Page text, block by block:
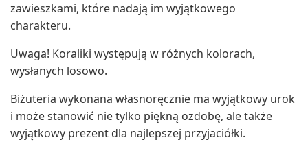
zawieszkami, które nadają im wyjątkowego
charakteru.
Uwaga! Koraliki występują w różnych kolorach,
wysłanych losowo.
Biżuteria wykonana własnoręcznie ma wyjątkowy urok
i może stanowić nie tylko piękną ozdobę, ale także
wyjątkowy prezent dla najlepszej przyjaciółki.